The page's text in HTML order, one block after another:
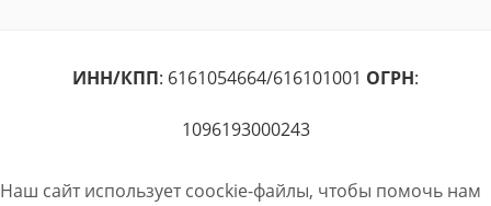
ИНН/КПП: 6161054664/616101001 ОГРН:
1096193000243
Наш сайт использует coockie-файлы, чтобы помочь нам